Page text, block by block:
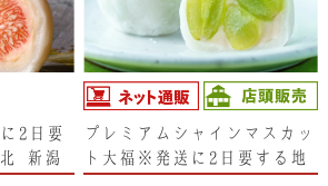
（受付時間 8:30〜17:30）
2日要
･新潟
プレミアムシャインマスカッ
ト大福※発送に2日要する地